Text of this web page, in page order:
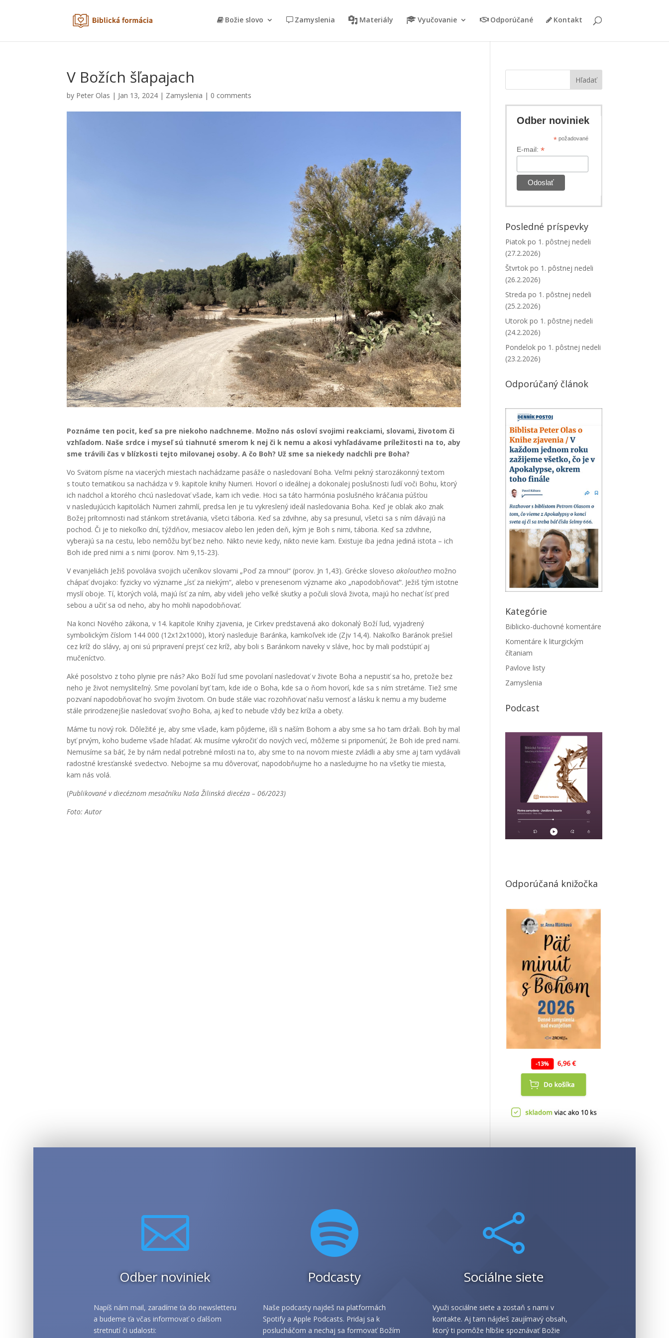
Božie slovo Zamyslenia Materiály Vyučovanie Odporúčané Kontakt
V Božích šľapajach
by Peter Olas | Jan 13, 2024 | Zamyslenia | 0 comments
Poznáme ten pocit, keď sa pre niekoho nadchneme. Možno nás osloví svojimi reakciami, slovami, životom či
vzhľadom. Naše srdce i myseľ sú tiahnuté smerom k nej či k nemu a akosi vyhľadávame príležitosti na to, aby
sme trávili čas v blízkosti tejto milovanej osoby. A čo Boh? Už sme sa niekedy nadchli pre Boha?
Vo Svätom písme na viacerých miestach nachádzame pasáže o nasledovaní Boha. Veľmi pekný starozákonný textom
s touto tematikou sa nachádza v 9. kapitole knihy Numeri. Hovorí o ideálnej a dokonalej poslušnosti ľudí voči Bohu, ktorý
ich nadchol a ktorého chcú nasledovať všade, kam ich vedie. Hoci sa táto harmónia poslušného kráčania púšťou
v nasledujúcich kapitolách Numeri zahmlí, predsa len je tu vykreslený ideál nasledovania Boha. Keď je oblak ako znak
Božej prítomnosti nad stánkom stretávania, všetci táboria. Keď sa zdvihne, aby sa presunul, všetci sa s ním dávajú na
pochod. Či je to niekoľko dní, týždňov, mesiacov alebo len jeden deň, kým je Boh s nimi, táboria. Keď sa zdvihne,
vyberajú sa na cestu, lebo nemôžu byť bez neho. Nikto nevie kedy, nikto nevie kam. Existuje iba jedna jediná istota – ich
Boh ide pred nimi a s nimi (porov. Nm 9,15-23).
V evanjeliách Ježiš povoláva svojich učeníkov slovami „Poď za mnou!“ (porov. Jn 1,43). Grécke slovesoakoloutheo možno
chápať dvojako: fyzicky vo význame „ísť za niekým“, alebo v prenesenom význame ako „napodobňovať“. Ježiš tým istotne
myslí oboje. Tí, ktorých volá, majú ísť za ním, aby videli jeho veľké skutky a počuli slová života, majú ho nechať ísť pred
sebou a učiť sa od neho, aby ho mohli napodobňovať.
Na konci Nového zákona, v 14. kapitole Knihy zjavenia, je Cirkev predstavená ako dokonalý Boží ľud, vyjadrený
symbolickým číslom 144 000 (12x12x1000), ktorý nasleduje Baránka, kamkoľvek ide (Zjv 14,4). Nakoľko Baránok prešiel
cez kríž do slávy, aj oni sú pripravení prejsť cez kríž, aby boli s Baránkom naveky v sláve, hoc by mali podstúpiť aj
mučeníctvo.
Aké posolstvo z toho plynie pre nás? Ako Boží ľud sme povolaní nasledovať v živote Boha a nepustiť sa ho, pretože bez
neho je život nemysliteľný. Sme povolaní byť tam, kde ide o Boha, kde sa o ňom hovorí, kde sa s ním stretáme. Tiež sme
pozvaní napodobňovať ho svojím životom. On bude stále viac rozohňovať našu vernosť a lásku k nemu a my budeme
stále prirodzenejšie nasledovať svojho Boha, aj keď to nebude vždy bez kríža a obety.
Máme tu nový rok. Dôležité je, aby sme všade, kam pôjdeme, išli s naším Bohom a aby sme sa ho tam držali. Boh by mal
byť prvým, koho budeme všade hľadať. Ak musíme vykročiť do nových vecí, môžeme si pripomenúť, že Boh ide pred nami.
Nemusíme sa báť, že by nám nedal potrebné milosti na to, aby sme to na novom mieste zvládli a aby sme aj tam vydávali
radostné kresťanské svedectvo. Nebojme sa mu dôverovať, napodobňujme ho a nasledujme ho na všetky tie miesta,
kam nás volá.
(Publikované v diecéznom mesačníku Naša Žilinská diecéza – 06/2023)
Foto: Autor
Hľadať
Odber noviniek
* požadované
E-mail:*
Posledné príspevky
Piatok po 1. pôstnej nedeli
(27.2.2026)
Štvrtok po 1. pôstnej nedeli
(26.2.2026)
Streda po 1. pôstnej nedeli
(25.2.2026)
Utorok po 1. pôstnej nedeli
(24.2.2026)
Pondelok po 1. pôstnej nedeli
(23.2.2026)
Odporúčaný článok
Kategórie
Biblicko-duchovné komentáre
Komentáre k liturgickým
čítaniam
Pavlove listy
Zamyslenia
Podcast
Odporúčaná knižočka

Odber noviniek
Napíš nám mail, zaradíme ťa do newsletteru
a budeme ťa včas informovať o ďalšom
stretnutí či udalosti:

Podcasty
Naše podcasty najdeš na platformách
Spotify a Apple Podcasts. Pridaj sa k
poslucháčom a nechaj sa formovať Božím

Sociálne siete
Využi sociálne siete a zostaň s nami v
kontakte. Aj tam nájdeš zaujímavý obsah,
ktorý ti pomôže hlbšie spoznávať Božie